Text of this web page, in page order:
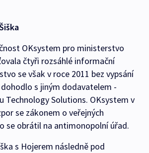
OKsystem pro ministerstvo
čtyři rozsáhlé informační
se však v roce 2011 bez vypsání
s jiným dodavatelem -
Technology Solutions. OKsystem v
se zákonem o veřejných
se obrátil na antimonopolní úřad.
s Hojerem následně pod